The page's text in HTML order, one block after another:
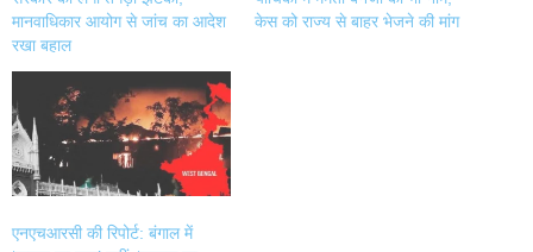
मानवाधिकार आयोग से जांच का आदेश
रखा बहाल
केस को राज्य से बाहर भेजने की मांग
एनएचआरसी की रिपोर्ट: बंगाल में